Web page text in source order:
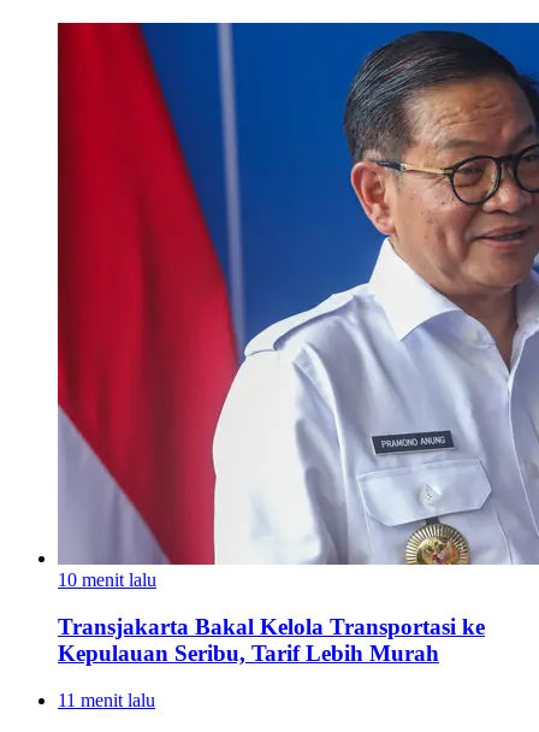
10 menit lalu
Transjakarta Bakal Kelola Transportasi ke
Kepulauan Seribu, Tarif Lebih Murah
11 menit lalu